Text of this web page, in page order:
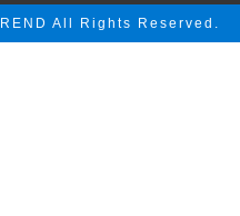
All Rights Reserved.